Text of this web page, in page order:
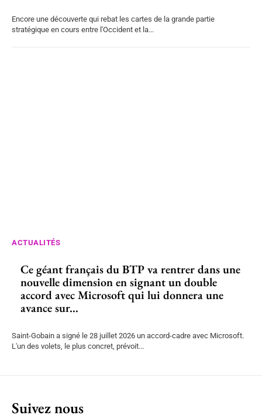
Encore une découverte qui rebat les cartes de la grande partie
stratégique en cours entre l'Occident et la...
ACTUALITÉS
Ce géant français du BTP va rentrer dans une
nouvelle dimension en signant un double
accord avec Microsoft qui lui donnera une
avance sur...
Saint-Gobain a signé le 28 juillet 2026 un accord-cadre avec Microsoft.
L'un des volets, le plus concret, prévoit...
Suivez nous